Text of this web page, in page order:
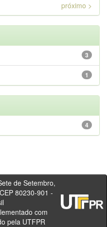
próximo >
3
1
4
Setembro,
80230-901 -
- Brasil
com
pela UTFPR